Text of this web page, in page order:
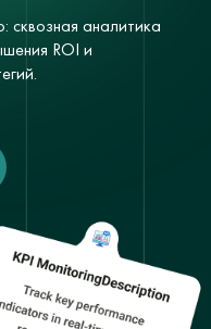
сквозная аналитика
ROI и